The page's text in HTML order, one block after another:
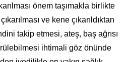
önem taşımakla birlikte
ve kene çıkarıldıktan
takip etmesi, ateş, baş ağrısı
ihtimali göz önünde